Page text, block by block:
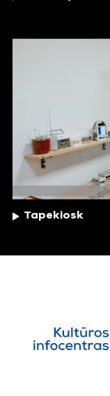
Tapekiosk